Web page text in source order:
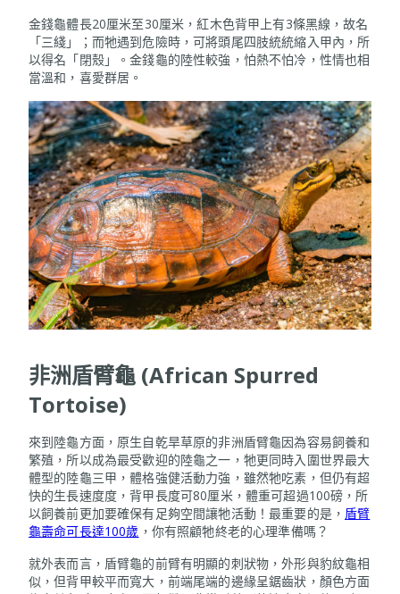
金錢龜體長20厘米至30厘米，紅木色背甲上有3條黑線，故名
「三綫」；而牠遇到危險時，可將頭尾四肢統統縮入甲內，所
以得名「閉殼」。金錢龜的陸性較強，怕熱不怕冷，性情也相
當溫和，喜愛群居。
非洲盾臂龜 (African Spurred
Tortoise)
來到陸龜方面，原生自乾旱草原的非洲盾臂龜因為容易飼養和
繁殖，所以成為最受歡迎的陸龜之一，牠更同時入圍世界最大
體型的陸龜三甲，體格強健活動力強，雖然牠吃素，但仍有超
快的生長速度度，背甲長度可80厘米，體重可超過100磅，所
以飼養前更加要確保有足夠空間讓牠活動！最重要的是， 盾臂
龜壽命可長達100歲 ，你有照顧牠終老的心理準備嗎？
就外表而言，盾臂龜的前臂有明顯的刺狀物，外形與豹紋龜相
似，但背甲較平而寬大，前端尾端的邊緣呈鋸齒狀，顏色方面